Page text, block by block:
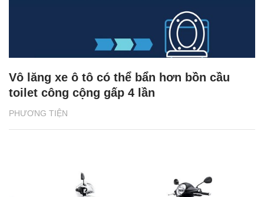
PHƯƠNG TIỆN
Vô lăng xe ô tô có thể bẩn hơn bồn cầu
toilet công cộng gấp 4 lần